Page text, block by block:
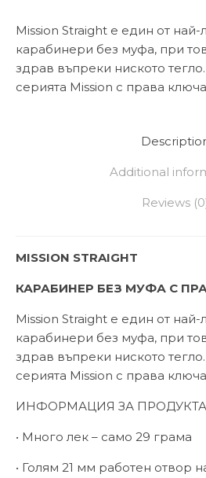
Mission Straight е един от най-
карабинери без муфа, при
здрав въпреки ниското
серията Mission с права
Additional
Reviews
MISSION STRAIGHT
КАРАБИНЕР БЕЗ МУФА С
Mission Straight е един от най-
карабинери без муфа, при
здрав въпреки ниското
серията Mission с права
ИНФОРМАЦИЯ ЗА ПРОДУКТА
• Много лек – само 29 грама
• Голям 21 мм работен отвор